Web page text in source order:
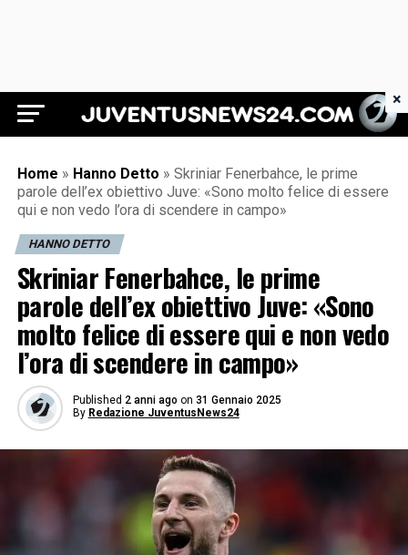
Juventus News 24
Home » Hanno Detto » Skriniar Fenerbahce, le prime
parole dell’ex obiettivo Juve: «Sono molto felice di essere
qui e non vedo l’ora di scendere in campo»
HANNO DETTO
Skriniar Fenerbahce, le prime
parole dell’ex obiettivo Juve: «Sono
molto felice di essere qui e non vedo
l’ora di scendere in campo»
Published 2 anni ago on 31 Gennaio 2025
By Redazione JuventusNews24
×